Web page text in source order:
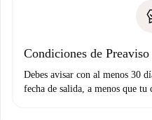
Condiciones de Preaviso
Debes avisar con al menos 30
fecha de salida, a menos que